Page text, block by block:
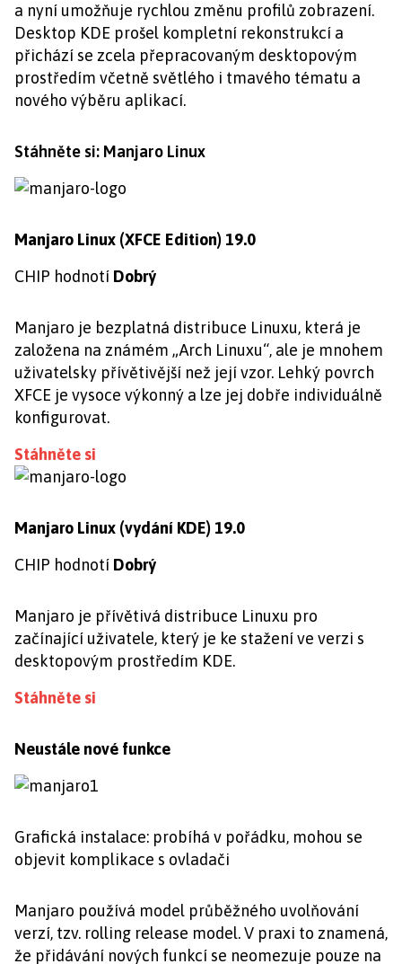
a nyní umožňuje rychlou změnu profilů zobrazení.
Desktop KDE prošel kompletní rekonstrukcí a
přichází se zcela přepracovaným desktopovým
prostředím včetně světlého i tmavého tématu a
nového výběru aplikací.
Stáhněte si: Manjaro Linux
Manjaro Linux (XFCE Edition) 19.0
CHIP hodnotí Dobrý
Manjaro je bezplatná distribuce Linuxu, která je
založena na známém „Arch Linuxu“, ale je mnohem
uživatelsky přívětivější než její vzor. Lehký povrch
XFCE je vysoce výkonný a lze jej dobře individuálně
konfigurovat.
Stáhněte si
Manjaro Linux (vydání KDE) 19.0
CHIP hodnotí Dobrý
Manjaro je přívětivá distribuce Linuxu pro
začínající uživatele, který je ke stažení ve verzi s
desktopovým prostředím KDE.
Stáhněte si
Neustále nové funkce
Grafická instalace: probíhá v pořádku, mohou se
objevit komplikace s ovladači
Manjaro používá model průběžného uvolňování
verzí, tzv. rolling release model. V praxi to znamená,
že přidávání nových funkcí se neomezuje pouze na